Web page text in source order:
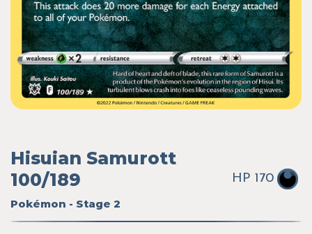
Hisuian Samurott
100/189
Pokémon - Stage 2
HP 170